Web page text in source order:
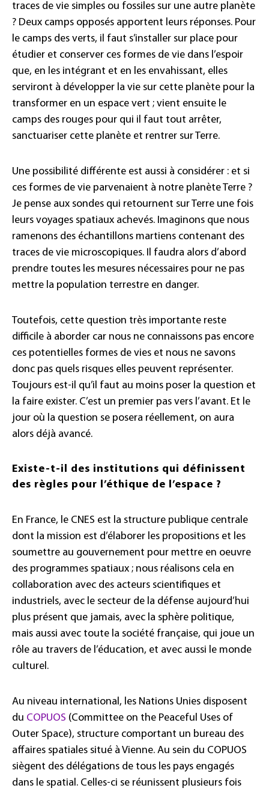
traces de vie simples ou fossiles sur une autre planète
? Deux camps opposés apportent leurs réponses. Pour
le camps des verts, il faut s’installer sur place pour
étudier et conserver ces formes de vie dans l’espoir
que, en les intégrant et en les envahissant, elles
serviront à développer la vie sur cette planète pour la
transformer en un espace vert ; vient ensuite le
camps des rouges pour qui il faut tout arrêter,
sanctuariser cette planète et rentrer sur Terre.
Une possibilité différente est aussi à considérer : et si
ces formes de vie parvenaient à notre planète Terre ?
Je pense aux sondes qui retournent sur Terre une fois
leurs voyages spatiaux achevés. Imaginons que nous
ramenons des échantillons martiens contenant des
traces de vie microscopiques. Il faudra alors d’abord
prendre toutes les mesures nécessaires pour ne pas
mettre la population terrestre en danger.
Toutefois, cette question très importante reste
difficile à aborder car nous ne connaissons pas encore
ces potentielles formes de vies et nous ne savons
donc pas quels risques elles peuvent représenter.
Toujours est-il qu’il faut au moins poser la question et
la faire exister. C’est un premier pas vers l’avant. Et le
jour où la question se posera réellement, on aura
alors déjà avancé.
Existe-t-il des institutions qui définissent
des règles pour l’éthique de l’espace ?
En France, le CNES est la structure publique centrale
dont la mission est d’élaborer les propositions et les
soumettre au gouvernement pour mettre en oeuvre
des programmes spatiaux ; nous réalisons cela en
collaboration avec des acteurs scientifiques et
industriels, avec le secteur de la défense aujourd’hui
plus présent que jamais, avec la sphère politique,
mais aussi avec toute la société française, qui joue un
rôle au travers de l’éducation, et avec aussi le monde
culturel.
Au niveau international, les Nations Unies disposent
du COPUOS (Committee on the Peaceful Uses of
Outer Space), structure comportant un bureau des
affaires spatiales situé à Vienne. Au sein du COPUOS
siègent des délégations de tous les pays engagés
dans le spatial. Celles-ci se réunissent plusieurs fois